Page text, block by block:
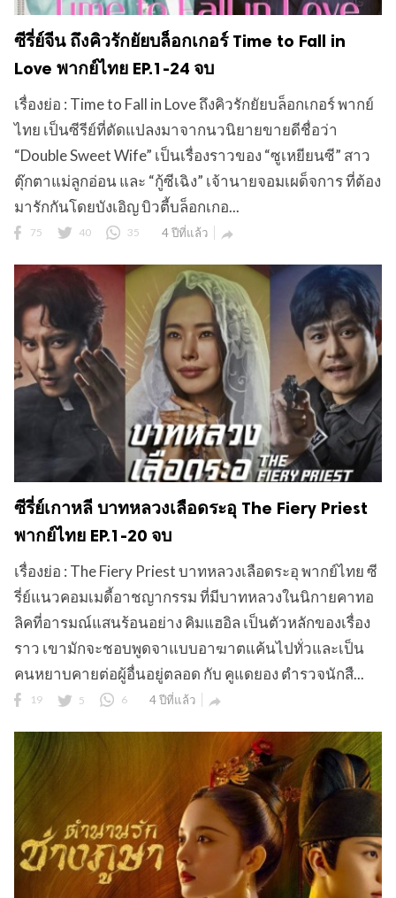
ซีรี่ย์จีน ถึงคิวรักยัยบล็อกเกอร์ Time to Fall in
Love พากย์ไทย EP.1-24 จบ
เรื่องย่อ : Time to Fall in Love ถึงคิวรักยัยบล็อกเกอร์ พากย์
ไทย เป็นซีรีย์ที่ดัดแปลงมาจากนวนิยายขายดีชื่อว่า
“Double Sweet Wife” เป็นเรื่องราวของ “ซูเหยียนซี” สาว
ตุ๊กตาแม่ลูกอ่อน และ “กู้ซีเฉิง” เจ้านายจอมเผด็จการ ที่ต้อง
มารักกันโดยบังเอิญ บิวตี้บล็อกเกอ...
75 40 35 4 ปีที่แล้ว 
ซีรี่ย์เกาหลี บาทหลวงเลือดระอุ The Fiery Priest
พากย์ไทย EP.1-20 จบ
เรื่องย่อ : The Fiery Priest บาทหลวงเลือดระอุ พากย์ไทย ซี
รี่ย์แนวคอมเมดี้อาชญากรรม ที่มีบาทหลวงในนิกายคาทอ
ลิคที่อารมณ์แสนร้อนอย่าง คิมแฮอิล เป็นตัวหลักของเรื่อง
ราว เขามักจะชอบพูดจาแบบอาฆาตแค้นไปทั่วและเป็น
คนหยาบคายต่อผู้อื่นอยู่ตลอด กับ คูแดยอง ตำรวจนักสื...
19 5 6 4 ปีที่แล้ว 